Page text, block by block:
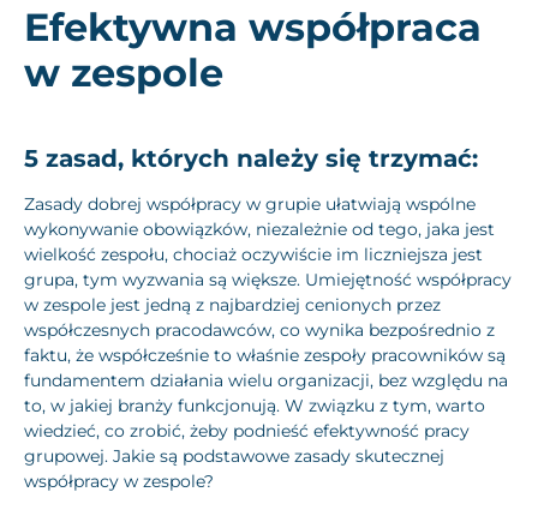
Efektywna współpraca
w zespole
5 zasad, których należy się trzymać:
Zasady dobrej współpracy w grupie ułatwiają wspólne
wykonywanie obowiązków, niezależnie od tego, jaka jest
wielkość zespołu, chociaż oczywiście im liczniejsza jest
grupa, tym wyzwania są większe. Umiejętność współpracy
w zespole jest jedną z najbardziej cenionych przez
współczesnych pracodawców, co wynika bezpośrednio z
faktu, że współcześnie to właśnie zespoły pracowników są
fundamentem działania wielu organizacji, bez względu na
to, w jakiej branży funkcjonują. W związku z tym, warto
wiedzieć, co zrobić, żeby podnieść efektywność pracy
grupowej. Jakie są podstawowe zasady skutecznej
współpracy w zespole?